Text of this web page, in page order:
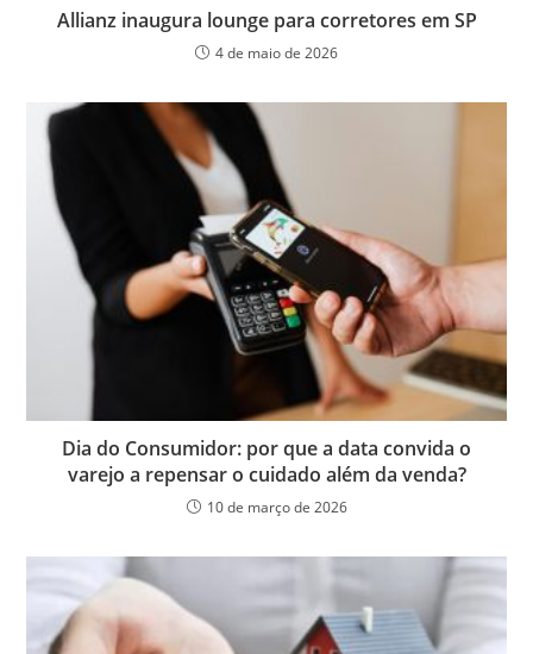
Allianz inaugura lounge para corretores em SP
4 de maio de 2026
Dia do Consumidor: por que a data convida o
varejo a repensar o cuidado além da venda?
10 de março de 2026